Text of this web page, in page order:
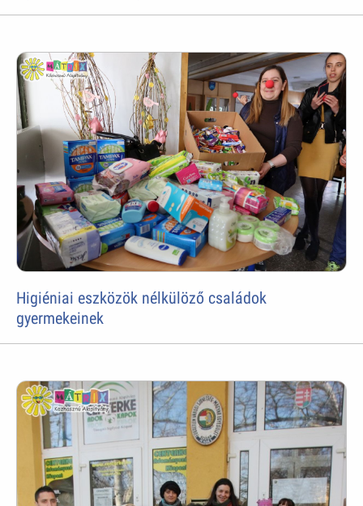
Higiéniai eszközök nélkülöző családok
gyermekeinek